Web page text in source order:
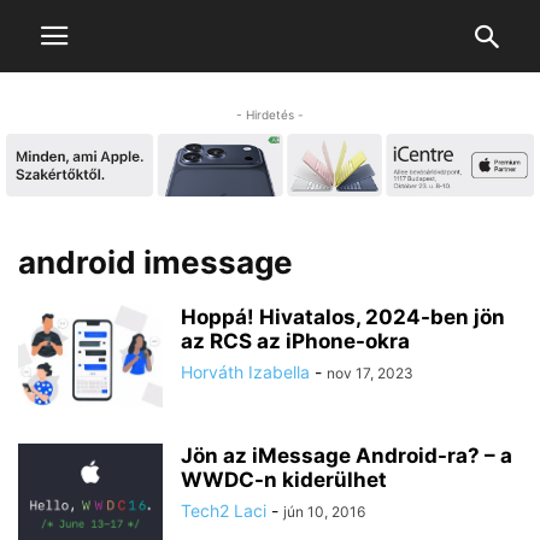
- Hirdetés -
android imessage
Hoppá! Hivatalos, 2024-ben jön
az RCS az iPhone-okra
Horváth Izabella - nov 17, 2023
Jön az iMessage Android-ra? – a
WWDC-n kiderülhet
Tech2 Laci - jún 10, 2016